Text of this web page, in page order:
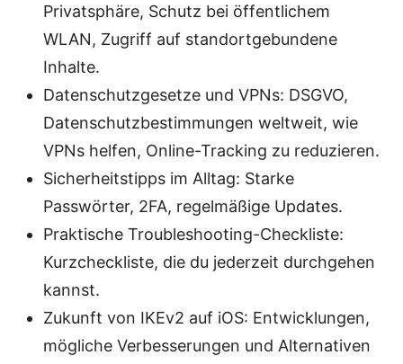
Privatsphäre, Schutz bei öffentlichem
WLAN, Zugriff auf standortgebundene
Inhalte.
Datenschutzgesetze und VPNs: DSGVO,
Datenschutzbestimmungen weltweit, wie
VPNs helfen, Online-Tracking zu reduzieren.
Sicherheitstipps im Alltag: Starke
Passwörter, 2FA, regelmäßige Updates.
Praktische Troubleshooting-Checkliste:
Kurzcheckliste, die du jederzeit durchgehen
kannst.
Zukunft von IKEv2 auf iOS: Entwicklungen,
mögliche Verbesserungen und Alternativen